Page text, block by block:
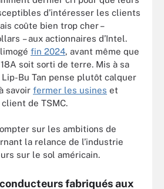
d’intéresser les clients
coûte bien trop cher –
– aux actionnaires d’Intel.
fin 2024, avant même que
soit sorti de terre. Mis à sa
Bu Tan pense plutôt calquer
savoir fermer les usines et
de TSMC.
sur les ambitions de
la relance de l’industrie
sur le sol américain.
fabriqués aux